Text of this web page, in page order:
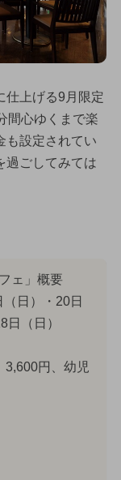
仕上げる9月限定
間心ゆくまで楽
も設定されてい
過ごしてみては
ェ」概要
日）・20日
日（日）
円、幼児